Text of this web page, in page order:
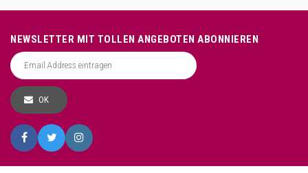
NEWSLETTER MIT TOLLEN ANGEBOTEN ABONNIEREN
OK